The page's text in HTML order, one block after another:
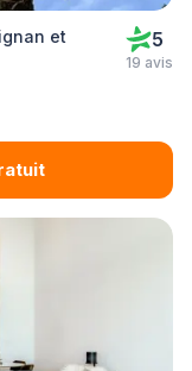
et
5
19 avis